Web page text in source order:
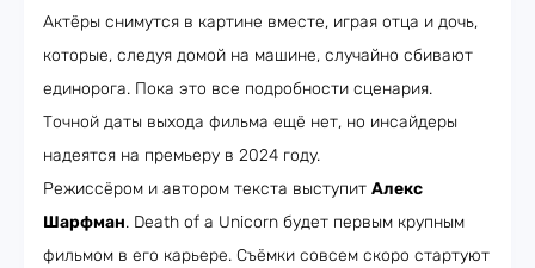
Актёры снимутся в картине вместе, играя отца и дочь,
которые, следуя домой на машине, случайно сбивают
единорога. Пока это все подробности сценария.
Точной даты выхода фильма ещё нет, но инсайдеры
надеятся на премьеру в 2024 году.
Режиссёром и автором текста выступит Алекс
Шарфман. Death of a Unicorn будет первым крупным
фильмом в его карьере. Съёмки совсем скоро стартуют